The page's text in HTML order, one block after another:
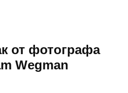
от фотографа
Wegman